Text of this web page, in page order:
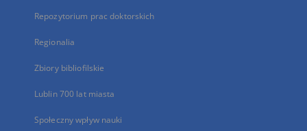
Repozytorium prac doktorskich
Regionalia
Zbiory bibliofilskie
Lublin 700 lat miasta
Społeczny wpływ nauki